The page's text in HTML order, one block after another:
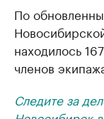
По
находилось
членов
Следите за